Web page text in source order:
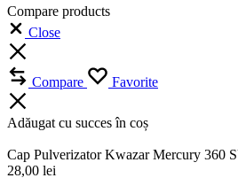
Compare products
Close
Compare Favorite
Adăugat cu succes în coș
Cap Pulverizator Kwazar Mercury 360
28,00 lei